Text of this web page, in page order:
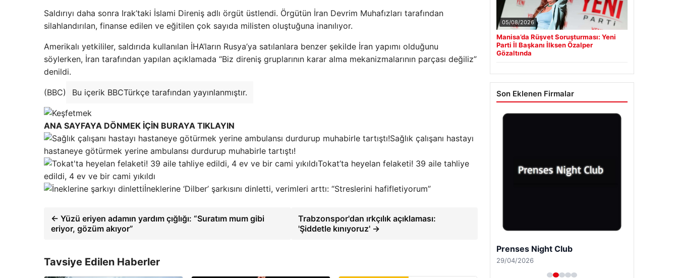
Saldırıyı daha sonra Irak’taki İslami Direniş adlı örgüt üstlendi. Örgütün İran Devrim Muhafızları tarafından
silahlandırılan, finanse edilen ve eğitilen çok sayıda milisten oluştuğuna inanılıyor.
Amerikalı yetkililer, saldırıda kullanılan İHA’ların Rusya’ya satılanlara benzer şekilde İran yapımı olduğunu
söylerken, İran tarafından yapılan açıklamada “Biz direniş gruplarının karar alma mekanizmalarının parçası değiliz”
denildi.
(BBC) Bu içerik BBCTürkçe tarafından yayınlanmıştır.
ANA SAYFAYA DÖNMEK İÇİN BURAYA TIKLAYIN
Sağlık çalışanı hastayı
hastaneye götürmek yerine ambulansı durdurup muhabirle tartıştı!
Tokat’ta heyelan felaketi! 39 aile tahliye
edildi, 4 ev ve bir cami yıkıldı
İneklerine ‘Dilber’ şarkısını dinletti, verimleri arttı: “Streslerini hafifletiyorum”
← Yüzü eriyen adamın yardım çığlığı: “Suratım mum gibi
eriyor, gözüm akıyor”
Trabzonspor'dan ırkçılık açıklaması:
'Şiddetle kınıyoruz' →
Tavsiye Edilen Haberler
05/08/2026
Manisa’da Rüşvet Soruşturması: Yeni
Parti İl Başkanı İlksen Özalper
Gözaltında
Son Eklenen Firmalar
Prenses Night Club
29/04/2026